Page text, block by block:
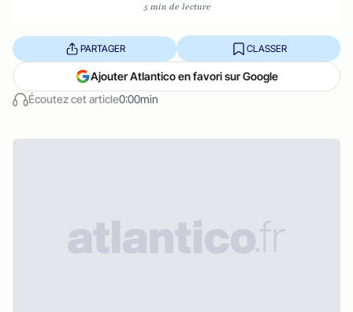
5 min de lecture
Écoutez cet article0:00min
PARTAGER CLASSER
Ajouter Atlantico en favori sur Google